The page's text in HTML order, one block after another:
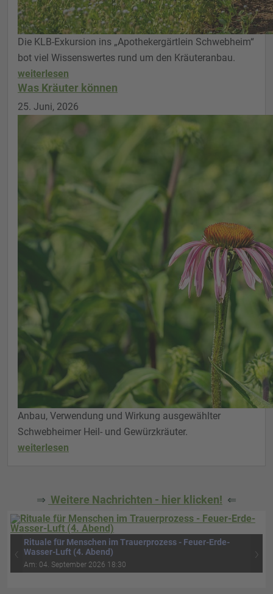
Die KLB-Exkursion ins „Apothekergärtlein Schwebheim“
bot viel Wissenswertes rund um den Kräuteranbau.
weiterlesen
Was Kräuter können
25. Juni, 2026
Anbau, Verwendung und Wirkung ausgewählter
Schwebheimer Heil- und Gewürzkräuter.
weiterlesen
⇒ Weitere Nachrichten - hier klicken! ⇐
Rituale für Menschen im Trauerprozess - Feuer-Erde-
Wasser-Luft (4. Abend)
Am: 04. September 2026 18:30
‹ ›